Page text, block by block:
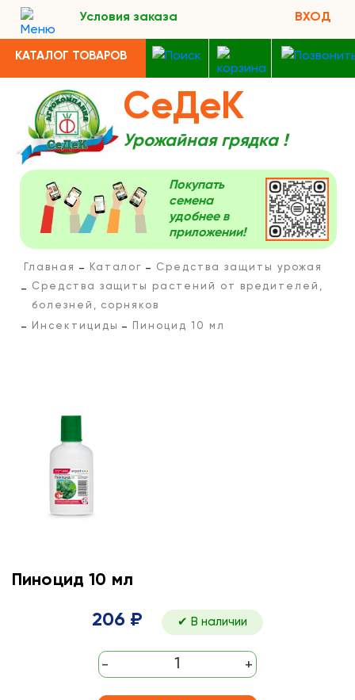
Условия заказа ВХОД
КАТАЛОГ ТОВАРОВ
СеДеК
Урожайная грядка !
Покупать
семена
удобнее в
приложении!
Главная Каталог
Средства защиты урожая
Средства защиты растений от вредителей,
болезней, сорняков
Инсектициды
Пиноцид 10 мл
Пиноцид 10 мл
206 ₽ ✔ В наличии
- +